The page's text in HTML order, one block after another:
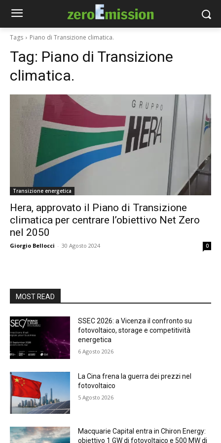
Tags Piano di Transizione climatica.
Tag: Piano di Transizione
climatica.
Transizione energetica
Hera, approvato il Piano di Transizione
climatica per centrare l’obiettivo Net Zero
nel 2050
Giorgio Bellocci - 30 Agosto 2024 0
MOST READ
SSEC 2026: a Vicenza il confronto su
fotovoltaico, storage e competitività
energetica
6 Agosto 2026
La Cina frena la guerra dei prezzi nel
fotovoltaico
5 Agosto 2026
Macquarie Capital entra in Chiron Energy:
obiettivo 1 GW di fotovoltaico e 500 MW di